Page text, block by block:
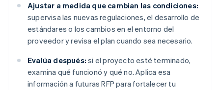
Ajustar a medida que cambian las condiciones:
supervisa las nuevas regulaciones, el desarrollo de
estándares o los cambios en el entorno del
proveedor y revisa el plan cuando sea necesario.
Evalúa después: si el proyecto esté terminado,
examina qué funcionó y qué no. Aplica esa
información a futuras RFP para fortalecer tu